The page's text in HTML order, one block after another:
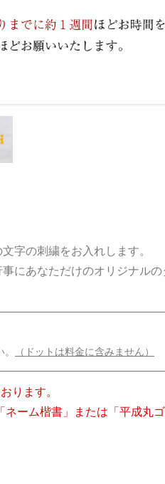
字の刺繍をお入れします。
にあなただけのオリジナルの
（ドットは料金に含みません）
ります。
ーム楷書」または「平成丸ゴ